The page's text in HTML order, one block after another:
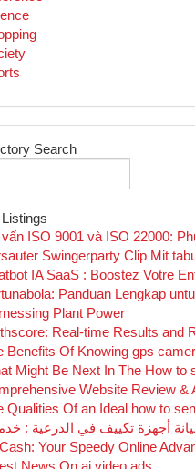
Search
ISO 9001 và ISO 22000:
Swingerparty Clip Mit
IA SaaS : Boostez Votre
Panduan Lengkap
Plant Power
Real-time Results and
Benefits Of Knowing gps
Might Be Next In The How to
Website Review &
Qualities Of an Ideal how to
Your Speedy Online